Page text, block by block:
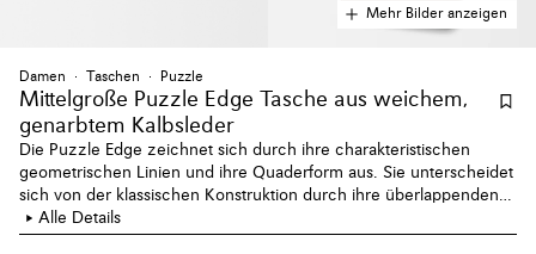
Mehr Bilder anzeigen
Damen Taschen Puzzle
Mittelgroße Puzzle Edge Tasche aus weichem,
genarbtem Kalbsleder
Die Puzzle Edge zeichnet sich durch ihre charakteristischen
geometrischen Linien und ihre Quaderform aus. Sie unterscheidet
sich von der klassischen Konstruktion durch ihre überlappenden
Teile mit einfachen Nahtlinien. Diese mittelgroße Version ist aus
klassischem Kalbsleder gefertigt.
Alle Details